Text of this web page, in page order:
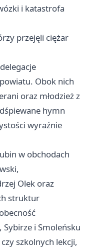
i katastrofa
przejęli ciężar
Obok nich
oraz młodzież z
hymn
wyraźnie
w obchodach
Olek oraz
struktur
Sybirze i Smoleńsku
szkolnych lekcji,